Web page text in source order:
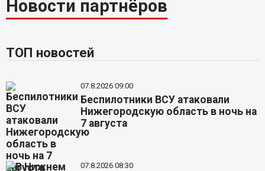
Новости партнёров
ТОП новостей
07.8.2026 09:00
Беспилотники ВСУ атаковали
Нижегородскую область в ночь на
7 августа
07.8.2026 08:30